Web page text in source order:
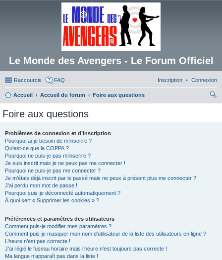
Le Monde des Avengers - Le Forum Officiel
Raccourcis FAQ Connexion
Inscription
Accueil Accueil du forum
Foire aux questions
Foire aux questions
Problèmes de connexion et d’inscription
Pourquoi ai-je besoin de m’inscrire ?
Qu’est-ce que la COPPA ?
Pourquoi ne puis-je pas m’inscrire ?
Je suis inscrit mais je ne peux pas me connecter !
Pourquoi ne puis-je pas me connecter ?
Je m’étais déjà inscrit par le passé mais ne peux à présent plus me connecter ?!
J’ai perdu mon mot de passe !
Pourquoi suis-je déconnecté automatiquement ?
À quoi sert « Supprimer les cookies » ?
Préférences et paramètres des utilisateurs
Comment puis-je modifier mes paramètres ?
Comment puis-je masquer mon nom d’utilisateur de la liste des utilisateurs en ligne ?
L’heure n’est pas correcte !
J’ai réglé le fuseau horaire mais l’heure n’est toujours pas correcte !
Ma langue n’apparaît pas dans la liste !